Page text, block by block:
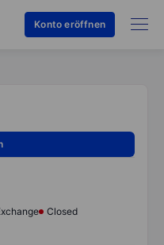
Konto eröffnen
Closed